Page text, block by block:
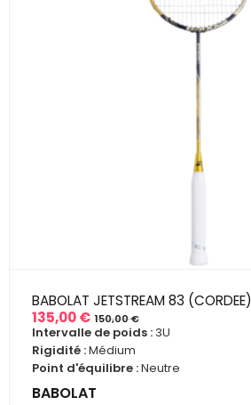
BABOLAT JETSTREAM 83 (CORDEE)
Prix
135,00 €
Prix
de
base
150,00 €
Intervalle de poids : 3U
Rigidité :Médium
Point d'équilibre :Neutre
BABOLAT